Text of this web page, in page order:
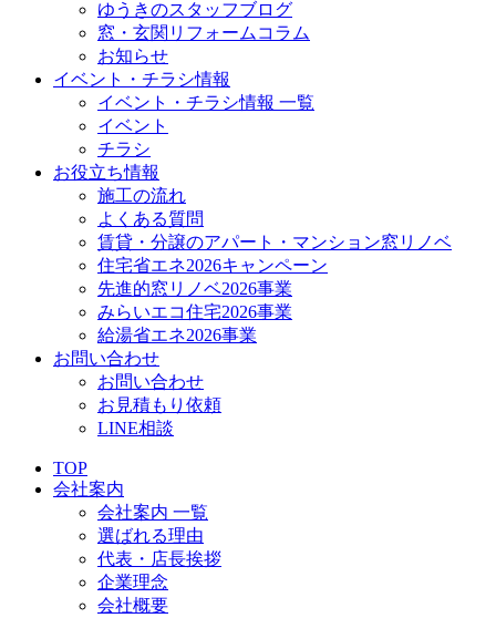
ゆうきのスタッフブログ
窓・玄関リフォームコラム
お知らせ
イベント・チラシ情報
イベント・チラシ情報 一覧
イベント
チラシ
お役立ち情報
施工の流れ
よくある質問
賃貸・分譲のアパート・マンション窓リノベ
住宅省エネ2026キャンペーン
先進的窓リノベ2026事業
みらいエコ住宅2026事業
給湯省エネ2026事業
お問い合わせ
お問い合わせ
お見積もり依頼
LINE相談
TOP
会社案内
会社案内 一覧
選ばれる理由
代表・店長挨拶
企業理念
会社概要